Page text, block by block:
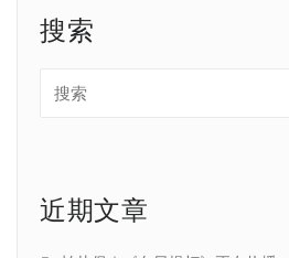
搜索
近期文章